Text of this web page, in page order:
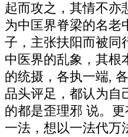
起而攻之，其情不亦
为中匡界脊梁的名老
子，主张扶阳而被同
中医界的乱象，其根
的统摄，各执一端,
品头评足，都认为自
的都是歪理邪 说。
一法，想以一法代万